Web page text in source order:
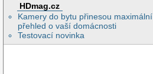
HDmag.cz
Kamery do bytu přinesou maximální
přehled o vaší domácnosti
Testovací novinka